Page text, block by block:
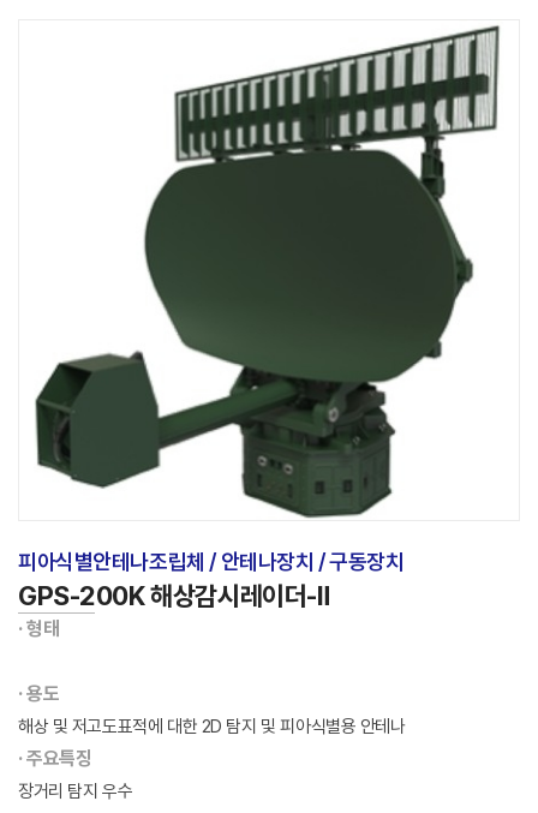
피아식별안테나조립체 / 안테나장치 / 구동장치
GPS-200K 해상감시레이더-Ⅱ
· 형태
· 용도
해상 및 저고도표적에 대한 2D 탐지 및 피아식별용 안테나
· 주요특징
장거리 탐지 우수